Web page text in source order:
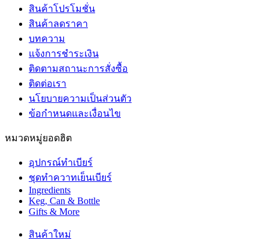
สินค้าโปรโมชั่น
สินค้าลดราคา
บทความ
แจ้งการชำระเงิน
ติดตามสถานะการสั่งซื้อ
ติดต่อเรา
นโยบายความเป็นส่วนตัว
ข้อกำหนดและเงื่อนไข
หมวดหมู่ยอดฮิต
อุปกรณ์ทำเบียร์
ชุดทำควาทเย็นเบียร์
Ingredients
Keg, Can & Bottle
Gifts & More
สินค้าใหม่